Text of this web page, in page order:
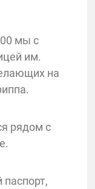
мы с
им.
на
рядом с
паспорт,